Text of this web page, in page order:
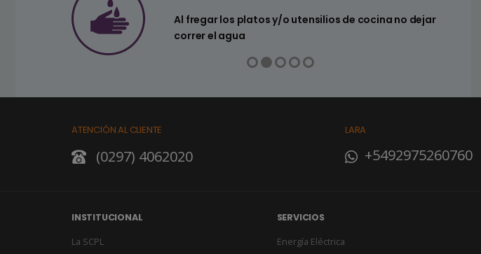
Al fregar los platos y/o utensilios de cocina no dejar
correr el agua
ATENCIÓN AL CLIENTE
(0297) 4062020
LARA
+5492975260760
INSTITUCIONAL
La SCPL
SERVICIOS
Energía Eléctrica